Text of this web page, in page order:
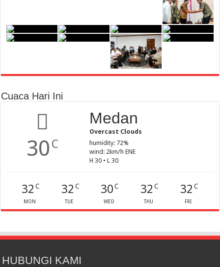
Cuaca Hari Ini
30 C
Medan
Overcast Clouds
humidity: 72%
wind: 2km/h ENE
H 30 • L 30
32 C
MON
32 C
TUE
30 C
WED
32 C
THU
32 C
FRI
HUBUNGI KAMI